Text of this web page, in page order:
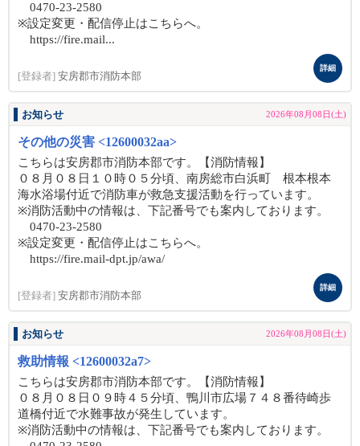
0470-23-2580
※設定変更・配信停止はこちらへ。
https://fire.mail...
[登録者] 安房郡市消防本部
詳細
お知らせ 2026年08月08日(土)
その他の災害 <12600032aa>
こちらは安房郡市消防本部です。【消防情報】
０８月０８日１０時０５分頃、南房総市白浜町 根本根本
海水浴場付近で消防車が救急支援活動を行っています。
※消防活動中の情報は、下記番号でも案内しております。
0470-23-2580
※設定変更・配信停止はこちらへ。
https://fire.mail-dpt.jp/awa/
[登録者] 安房郡市消防本部
詳細
お知らせ 2026年08月08日(土)
救助情報 <12600032a7>
こちらは安房郡市消防本部です。【消防情報】
０８月０８日０９時４５分頃、鴨川市広場７４８番待崎歩
道橋付近で水難事故が発生しています。
※消防活動中の情報は、下記番号でも案内しております。